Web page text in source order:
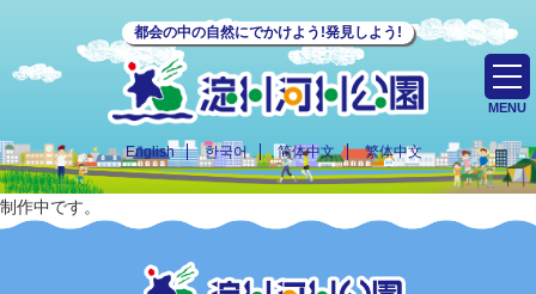
都会の中の自然にでかけよう!発見しよう!
English 한국어 简体中文 繁体中文
MENU
制作中です。